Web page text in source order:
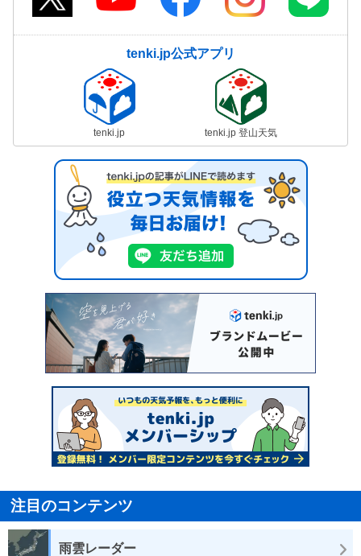
tenki.jp公式アプリ
tenki.jp tenki.jp 登山天気
注目のコンテンツ
雨雲レーダー